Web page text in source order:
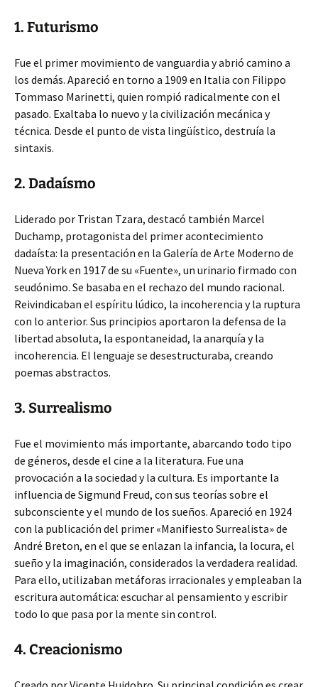
1. Futurismo
Fue el primer movimiento de vanguardia y abrió camino a
los demás. Apareció en torno a 1909 en Italia con Filippo
Tommaso Marinetti, quien rompió radicalmente con el
pasado. Exaltaba lo nuevo y la civilización mecánica y
técnica. Desde el punto de vista lingüístico, destruía la
sintaxis.
2. Dadaísmo
Liderado por Tristan Tzara, destacó también Marcel
Duchamp, protagonista del primer acontecimiento
dadaísta: la presentación en la Galería de Arte Moderno de
Nueva York en 1917 de su «Fuente», un urinario firmado con
seudónimo. Se basaba en el rechazo del mundo racional.
Reivindicaban el espíritu lúdico, la incoherencia y la ruptura
con lo anterior. Sus principios aportaron la defensa de la
libertad absoluta, la espontaneidad, la anarquía y la
incoherencia. El lenguaje se desestructuraba, creando
poemas abstractos.
3. Surrealismo
Fue el movimiento más importante, abarcando todo tipo
de géneros, desde el cine a la literatura. Fue una
provocación a la sociedad y la cultura. Es importante la
influencia de Sigmund Freud, con sus teorías sobre el
subconsciente y el mundo de los sueños. Apareció en 1924
con la publicación del primer «Manifiesto Surrealista» de
André Breton, en el que se enlazan la infancia, la locura, el
sueño y la imaginación, considerados la verdadera realidad.
Para ello, utilizaban metáforas irracionales y empleaban la
escritura automática: escuchar al pensamiento y escribir
todo lo que pasa por la mente sin control.
4. Creacionismo